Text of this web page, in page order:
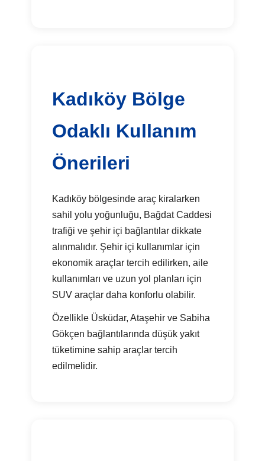
Kadıköy Bölge
Odaklı Kullanım
Önerileri
Kadıköy bölgesinde araç kiralarken
sahil yolu yoğunluğu, Bağdat Caddesi
trafiği ve şehir içi bağlantılar dikkate
alınmalıdır. Şehir içi kullanımlar için
ekonomik araçlar tercih edilirken, aile
kullanımları ve uzun yol planları için
SUV araçlar daha konforlu olabilir.
Özellikle Üsküdar, Ataşehir ve Sabiha
Gökçen bağlantılarında düşük yakıt
tüketimine sahip araçlar tercih
edilmelidir.